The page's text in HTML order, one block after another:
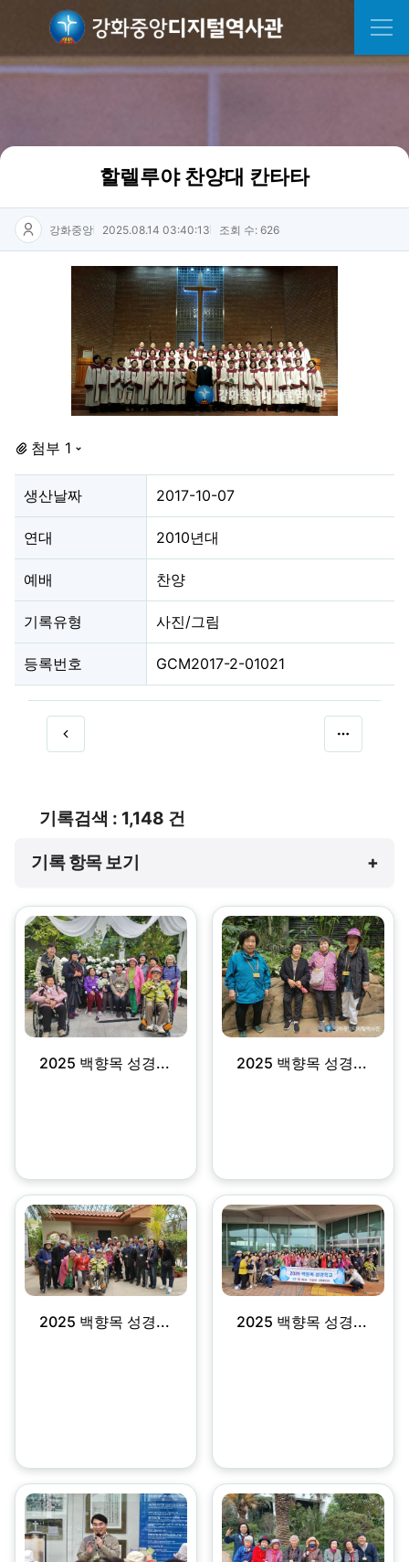
할렐루야 찬양대 칸타타
강화중앙 2025.08.14 03:40:13 조회 수: 626
첨부 1
생산날짜 2017-10-07
연대 2010년대
예배 찬양
기록유형 사진/그림
등록번호 GCM2017-2-01021
기록검색 : 1,148 건
기록 항목 보기 +
2025 백향목 성경... 2025 백향목 성경...
2025 백향목 성경... 2025 백향목 성경...